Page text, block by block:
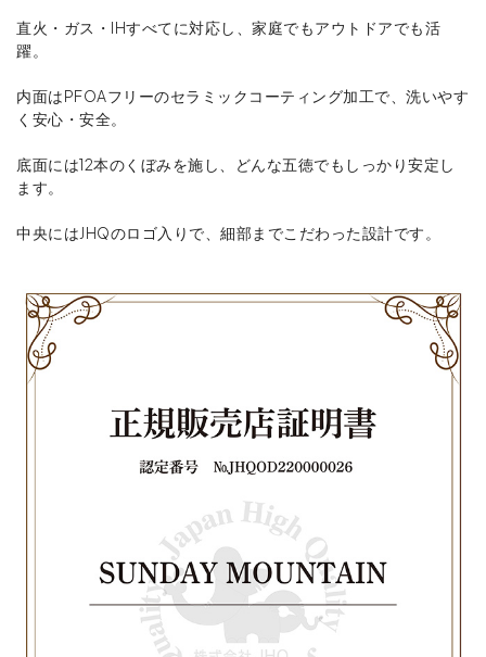
直火・ガス・IHすべてに対応し、家庭でもアウトドアでも活
躍。
内面はPFOAフリーのセラミックコーティング加工で、洗いやす
く安心・安全。
底面には12本のくぼみを施し、どんな五徳でもしっかり安定し
ます。
中央にはJHQのロゴ入りで、細部までこだわった設計です。